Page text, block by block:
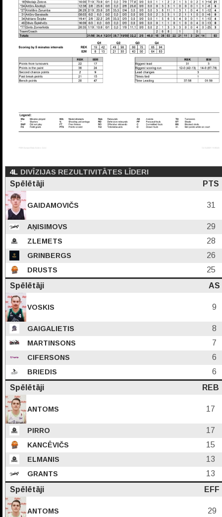
4L DIVĪZIJAS REZULTIVITĀTES LĪDERI
Spēlētāji
PTS
GAIDAMOVIČS 31
AŅISIMOVS 29
ZLEMETS 28
GRINBERGS 26
DRUSTS
25
Spēlētāji
AS
VOSKIS 9
GAIGALIETIS 8
MARTINSONS 7
CIFERSONS 6
BRIEDIS
6
Spēlētāji
REB
ANTOMS 17
PIRRO 17
KANCĒVIČS 15
ELMANIS 13
GRANTS
13
Spēlētāji
EFF
ANTOMS 29